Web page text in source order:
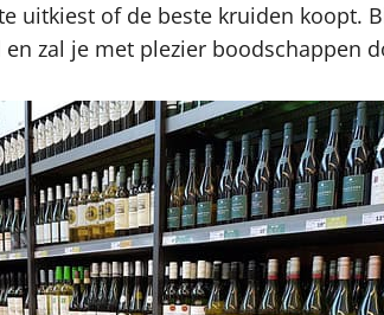
uitkiest of de beste kruiden koopt.
zal je met plezier boodschappen